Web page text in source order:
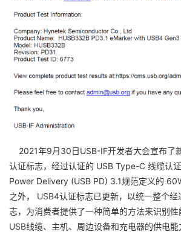
2021年9月30日USB-IF开发者大会宣布了
认证标志，经过认证的 USB Type-C 线缆认
Power Delivery (USB PD) 3.1规范定义的
之外， USB4认证标志已更新，以统一整个
志，为消费者提供了一种简单的方法来识别
USB线缆、主机、周边设备和充电器的供电能